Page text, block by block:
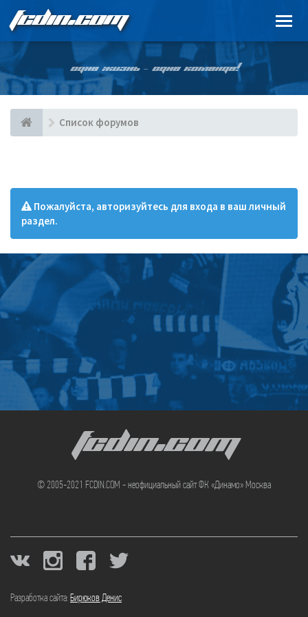
FCDIN.COM
ОДНА ЖИЗНЬ – ОДНА КОМАНДА!
Список форумов
Пожалуйста, авторизуйтесь для входа в ваш личный
раздел.
FCDIN.COM
© 2005-2021 FCDIN.COM - неофициальный сайт ФК «Динамо» Москва
Разработка сайта: Бирюков Денис